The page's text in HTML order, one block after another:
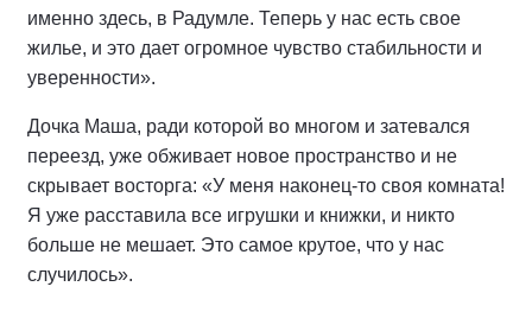
именно здесь, в Радумле. Теперь у нас есть свое
жилье, и это дает огромное чувство стабильности и
уверенности».
Дочка Маша, ради которой во многом и затевался
переезд, уже обживает новое пространство и не
скрывает восторга: «У меня наконец-то своя комната!
Я уже расставила все игрушки и книжки, и никто
больше не мешает. Это самое крутое, что у нас
случилось».